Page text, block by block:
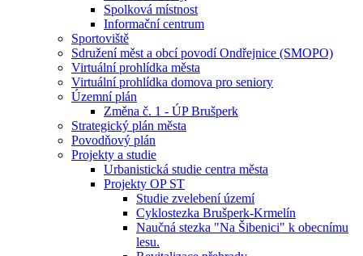
Spolková místnost
Informační centrum
Sportoviště
Sdružení měst a obcí povodí Ondřejnice (SMOPO)
Virtuální prohlídka města
Virtuální prohlídka domova pro seniory
Územní plán
Změna č. 1 - ÚP Brušperk
Strategický plán města
Povodňový plán
Projekty a studie
Urbanistická studie centra města
Projekty OP ST
Studie zvelebení území
Cyklostezka Brušperk-Krmelín
Naučná stezka "Na Šibenici" k obecnímu
lesu.